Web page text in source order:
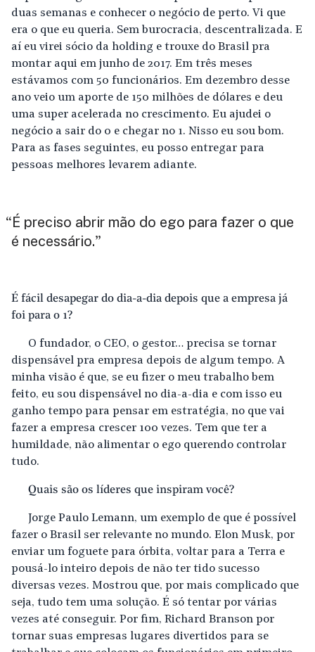
duas semanas e conhecer o negócio de perto. Vi que
era o que eu queria. Sem burocracia, descentralizada. E
aí eu virei sócio da holding e trouxe do Brasil pra
montar aqui em junho de 2017. Em três meses
estávamos com 50 funcionários. Em dezembro desse
ano veio um aporte de 150 milhões de dólares e deu
uma super acelerada no crescimento. Eu ajudei o
negócio a sair do 0 e chegar no 1. Nisso eu sou bom.
Para as fases seguintes, eu posso entregar para
pessoas melhores levarem adiante.
“É preciso abrir mão do ego para fazer o que
é necessário.”
É fácil desapegar do dia-a-dia depois que a empresa já
foi para o 1?
O fundador, o CEO, o gestor… precisa se tornar
dispensável pra empresa depois de algum tempo. A
minha visão é que, se eu fizer o meu trabalho bem
feito, eu sou dispensável no dia-a-dia e com isso eu
ganho tempo para pensar em estratégia, no que vai
fazer a empresa crescer 100 vezes. Tem que ter a
humildade, não alimentar o ego querendo controlar
tudo.
Quais são os líderes que inspiram você?
Jorge Paulo Lemann, um exemplo de que é possível
fazer o Brasil ser relevante no mundo. Elon Musk, por
enviar um foguete para órbita, voltar para a Terra e
pousá-lo inteiro depois de não ter tido sucesso
diversas vezes. Mostrou que, por mais complicado que
seja, tudo tem uma solução. É só tentar por várias
vezes até conseguir. Por fim, Richard Branson por
tornar suas empresas lugares divertidos para se